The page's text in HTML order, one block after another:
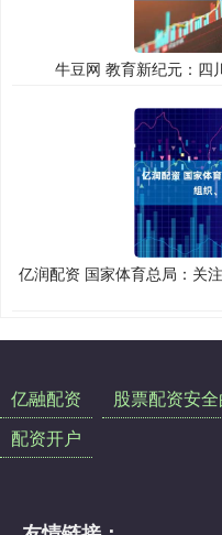
牛豆网 教育新纪元：四
亿润配资 国家体育总局：关
亿融配资 股票配资安
配资开户